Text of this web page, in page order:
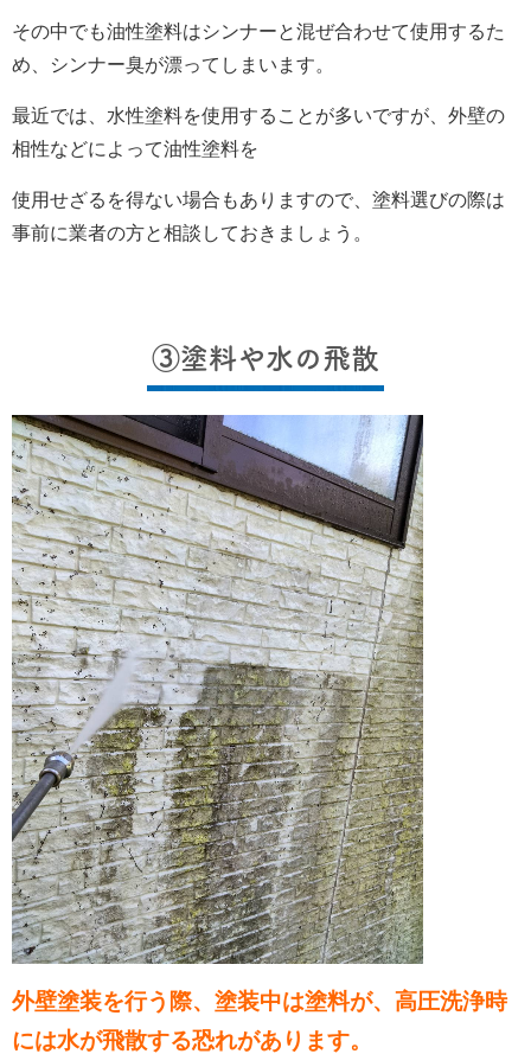
その中でも油性塗料はシンナーと混ぜ合わせて使用するた
め、シンナー臭が漂ってしまいます。
最近では、水性塗料を使用することが多いですが、外壁の
相性などによって油性塗料を
使用せざるを得ない場合もありますので、塗料選びの際は
事前に業者の方と相談しておきましょう。
③塗料や水の飛散
外壁塗装を行う際、塗装中は塗料が、高圧洗浄時
には水が飛散する恐れがあります。